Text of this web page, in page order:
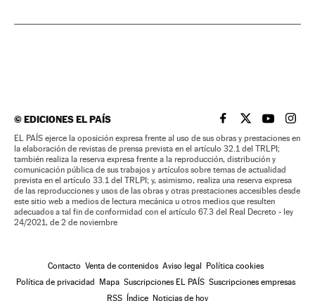
©EDICIONES EL PAÍS EL PAÍS BRASIL EN
EL PAÍSEL PAÍS
EL
EL PAÍS ejerce la oposición expresa frente al uso de sus obras y prestaciones en
la elaboración de revistas de prensa prevista en el artículo 32.1 del TRLPI;
también realiza la reserva expresa frente a la reproducción, distribución y
comunicación pública de sus trabajos y artículos sobre temas de actualidad
prevista en el artículo 33.1 del TRLPI; y, asimismo, realiza una reserva expresa
de las reproducciones y usos de las obras y otras prestaciones accesibles desde
este sitio web a medios de lectura mecánica u otros medios que resulten
adecuados a tal fin de conformidad con el artículo 67.3 del Real Decreto - ley
24/2021, de 2 de noviembre
Contacto Venta de contenidos Aviso legal
Política cookies
Política de privacidad
Mapa Suscripciones EL PAÍS Suscripciones empresas
RSS
Índice Noticias de hoy